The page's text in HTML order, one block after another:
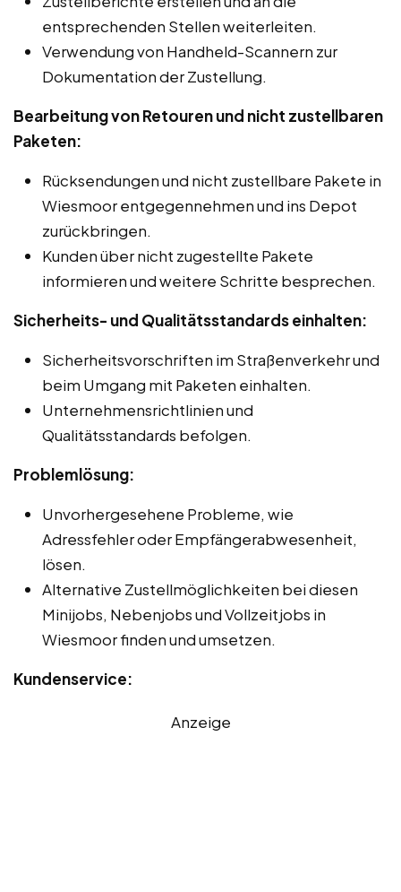
entsprechenden Stellen weiterleiten.
Verwendung von Handheld-Scannern zur
Dokumentation der Zustellung.
Bearbeitung von Retouren und nicht zustellbaren
Paketen:
Rücksendungen und nicht zustellbare Pakete in
Wiesmoor entgegennehmen und ins Depot
zurückbringen.
Kunden über nicht zugestellte Pakete
informieren und weitere Schritte besprechen.
Sicherheits- und Qualitätsstandards einhalten:
Sicherheitsvorschriften im Straßenverkehr und
beim Umgang mit Paketen einhalten.
Unternehmensrichtlinien und
Qualitätsstandards befolgen.
Problemlösung:
Unvorhergesehene Probleme, wie
Adressfehler oder Empfängerabwesenheit,
lösen.
Alternative Zustellmöglichkeiten bei diesen
Minijobs, Nebenjobs und Vollzeitjobs in
Wiesmoor finden und umsetzen.
Kundenservice:
Anzeige